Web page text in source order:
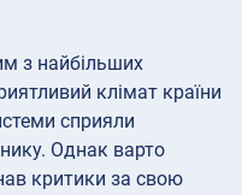
з найбільших
клімат країни
сприяли
Однак варто
критики за свою